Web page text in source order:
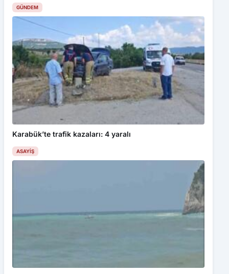
GÜNDEM
Karabük’te trafik kazaları: 4 yaralı
ASAYIŞ